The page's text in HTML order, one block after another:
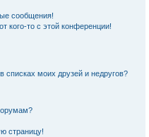
сообщения!
кого-то с этой конференции!
списках моих друзей и недругов?
страницу!